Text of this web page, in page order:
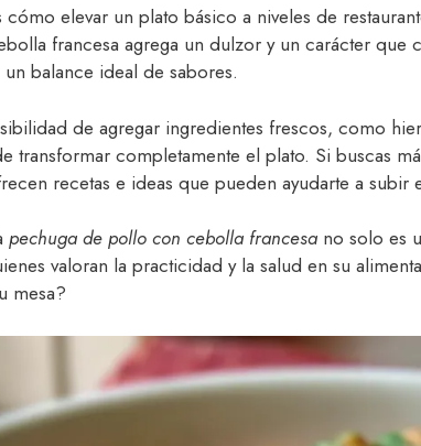
cómo elevar un plato básico a niveles de
francesa agrega un dulzor y un carácter que
balance ideal de sabores.
de agregar ingredientes frescos, como
transformar completamente el plato. Si buscas
recetas e ideas que pueden ayudarte a subir
pechuga de pollo con cebolla francesa no solo es
valoran la practicidad y la salud en su
mesa?